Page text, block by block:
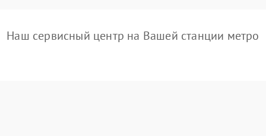
Наш сервисный центр на Вашей станции метро